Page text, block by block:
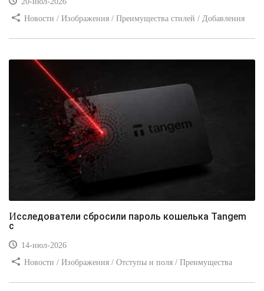
Новости / Изображения / Преимущества стилей / Добавления
Исследователи сбросили пароль кошелька Tangem
с
14-июл-2026
Новости / Изображения / Отступы и поля / Преимущества